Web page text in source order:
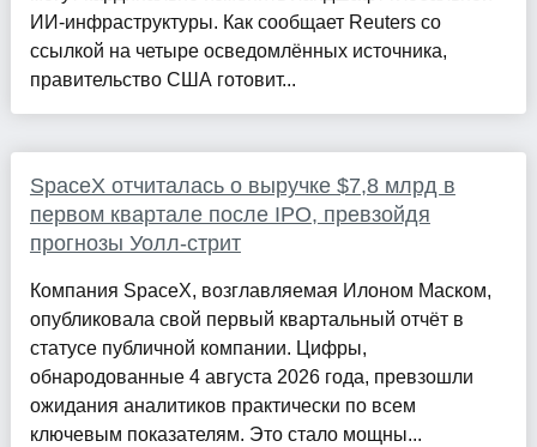
ИИ-инфраструктуры. Как сообщает Reuters со
ссылкой на четыре осведомлённых источника,
правительство США готовит...
SpaceX отчиталась о выручке $7,8 млрд в
первом квартале после IPO, превзойдя
прогнозы Уолл-стрит
Компания SpaceX, возглавляемая Илоном Маском,
опубликовала свой первый квартальный отчёт в
статусе публичной компании. Цифры,
обнародованные 4 августа 2026 года, превзошли
ожидания аналитиков практически по всем
ключевым показателям. Это стало мощны...